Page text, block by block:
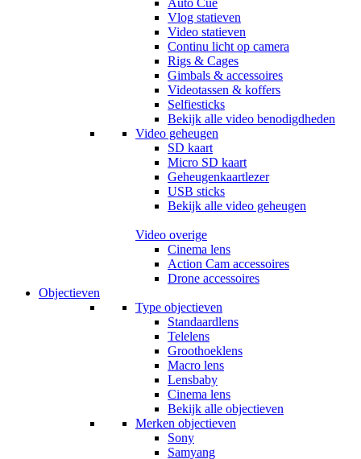
Auto Cue
Vlog statieven
Video statieven
Continu licht op camera
Rigs & Cages
Gimbals & accessoires
Videotassen & koffers
Selfiesticks
Bekijk alle video benodigdheden
Video geheugen
SD kaart
Micro SD kaart
Geheugenkaartlezer
USB sticks
Bekijk alle video geheugen
Video overige
Cinema lens
Action Cam accessoires
Drone accessoires
Objectieven
Type objectieven
Standaardlens
Telelens
Groothoeklens
Macro lens
Lensbaby
Cinema lens
Bekijk alle objectieven
Merken objectieven
Sony
Samyang